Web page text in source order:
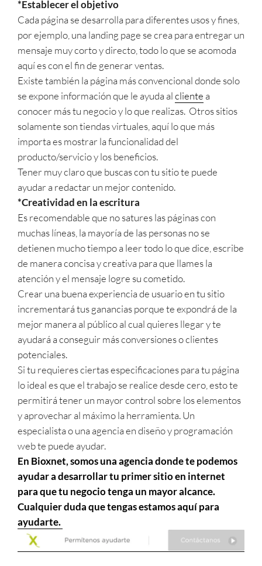
*Establecer el objetivo
Cada página se desarrolla para diferentes usos y fines,
por ejemplo, una landing page se crea para entregar un
mensaje muy corto y directo, todo lo que se acomoda
aquí es con el fin de generar ventas.
Existe también la página más convencional donde solo
se expone información que le ayuda alcliente a
conocer más tu negocio y lo que realizas. Otros sitios
solamente son tiendas virtuales, aquí lo que más
importa es mostrar la funcionalidad del
producto/servicio y los beneficios.
Tener muy claro que buscas con tu sitio te puede
ayudar a redactar un mejor contenido.
*Creatividad en la escritura
Es recomendable que no satures las páginas con
muchas líneas, la mayoría de las personas no se
detienen mucho tiempo a leer todo lo que dice, escribe
de manera concisa y creativa para que llames la
atención y el mensaje logre su cometido.
Crear una buena experiencia de usuario en tu sitio
incrementará tus ganancias porque te expondrá de la
mejor manera al público al cual quieres llegar y te
ayudará a conseguir más conversiones o clientes
potenciales.
Si tu requieres ciertas especificaciones para tu página
lo ideal es que el trabajo se realice desde cero, esto te
permitirá tener un mayor control sobre los elementos
y aprovechar al máximo la herramienta. Un
especialista o una agencia en diseño y programación
web te puede ayudar.
En Bioxnet, somos una agencia donde te podemos
ayudar a desarrollar tu primer sitio en internet
para que tu negocio tenga un mayor alcance.
Cualquier duda que tengas estamos aquí para
ayudarte.